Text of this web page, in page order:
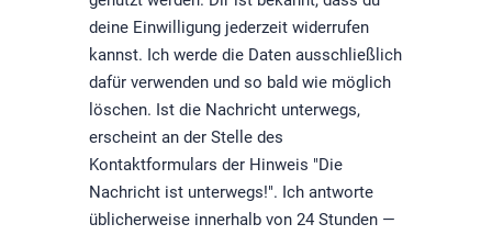
deine Einwilligung jederzeit widerrufen
kannst. Ich werde die Daten ausschließlich
dafür verwenden und so bald wie möglich
löschen. Ist die Nachricht unterwegs,
erscheint an der Stelle des
Kontaktformulars der Hinweis "Die
Nachricht ist unterwegs!". Ich antworte
üblicherweise innerhalb von 24 Stunden —